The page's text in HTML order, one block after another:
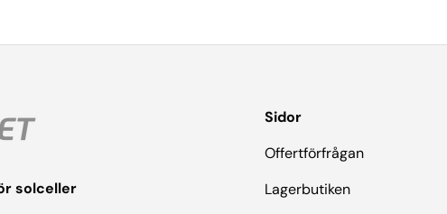
solceller
Sidor
Offertförfrågan
Lagerbutiken